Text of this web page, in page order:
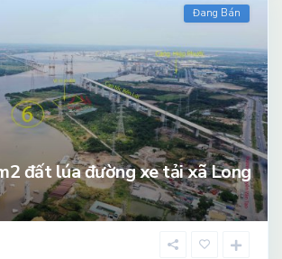
Đang Bán
đất lúa đường xe tải xã Long